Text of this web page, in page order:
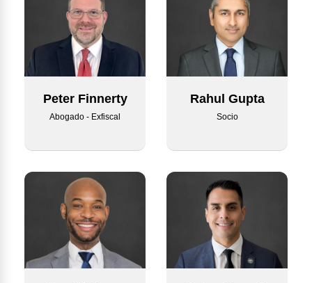
Peter Finnerty
Abogado - Exfiscal
Rahul Gupta
Socio